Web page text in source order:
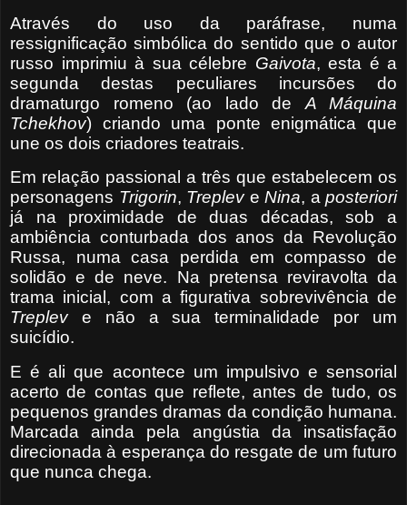
Através do uso da paráfrase, numa
ressignificação simbólica do sentido que o autor
russo imprimiu à sua célebre Gaivota, esta é a
segunda destas peculiares incursões do
dramaturgo romeno (ao lado de A Máquina
Tchekhov) criando uma ponte enigmática que
une os dois criadores teatrais.
Em relação passional a três que estabelecem os
personagens Trigorin, Trepleve Nina, a posteriori
já na proximidade de duas décadas, sob a
ambiência conturbada dos anos da Revolução
Russa, numa casa perdida em compasso de
solidão e de neve. Na pretensa reviravolta da
trama inicial, com a figurativa sobrevivência de
Trepleve não a sua terminalidade por um
suicídio.
E é ali que acontece um impulsivo e sensorial
acerto de contas que reflete, antes de tudo, os
pequenos grandes dramas da condição humana.
Marcada ainda pela angústia da insatisfação
direcionada à esperança do resgate de um futuro
que nunca chega.